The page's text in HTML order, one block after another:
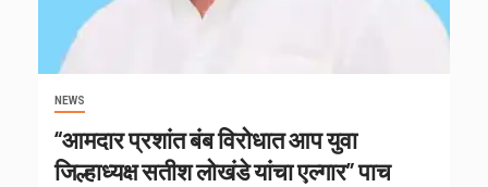
NEWS
“आमदार प्रशांत बंब विरोधात आप युवा
जिल्हाध्यक्ष सतीश लोखंडे यांचा एल्गार” पाच